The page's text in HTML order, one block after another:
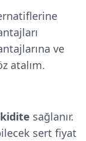
ve
atalım.
sağlanır.
sert fiyat